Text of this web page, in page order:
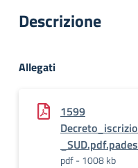
Descrizione
Allegati
1599
_SUD.pdf.pades
pdf - 1008 kb